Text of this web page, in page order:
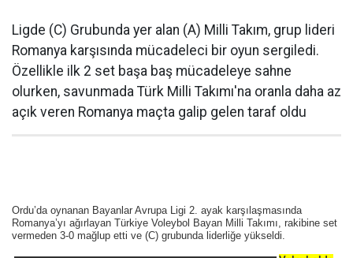
Ligde (C) Grubunda yer alan (A) Milli Takım, grup lideri
Romanya karşısında mücadeleci bir oyun sergiledi.
Özellikle ilk 2 set başa baş mücadeleye sahne
olurken, savunmada Türk Milli Takımı'na oranla daha az
açık veren Romanya maçta galip gelen taraf oldu
Ordu’da oynanan Bayanlar Avrupa Ligi 2. ayak karşılaşmasında
Romanya’yı ağırlayan Türkiye Voleybol Bayan Milli Takımı, rakibine set
vermeden 3-0 mağlup etti ve (C) grubunda liderliğe yükseldi.